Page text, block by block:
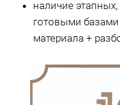
наличие
готовыми
материала +